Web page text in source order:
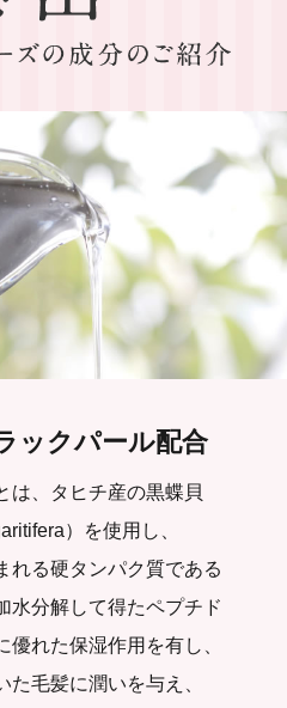
ックパール配合
は、タヒチ産の黒蝶貝
）を使用し、
れる硬タンパク質である
水分解して得たペプチド
優れた保湿作用を有し、
た毛髪に潤いを与え、